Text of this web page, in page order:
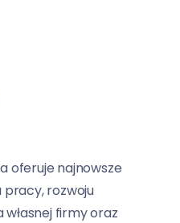
oferuje najnowsze
rozwoju
firmy oraz